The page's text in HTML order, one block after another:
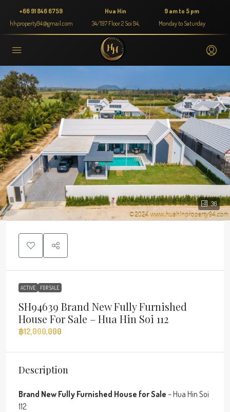
+66 91 846 6759
hhproperty94@gmail.com
Hua Hin
34/197 Floor 2 Soi 94,
9 am to 5 pm
Monday to Saturday
36
ACTIVE FOR SALE
SH94639 Brand New Fully Furnished
House For Sale – Hua Hin Soi 112
฿12,000,000
Description
Brand New Fully Furnished House for Sale – Hua Hin Soi
112